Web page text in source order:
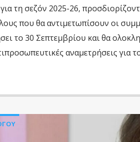
τη σεζόν 2025-26,
που θα αντιμετωπίσουν οι
το 30 Σεπτεμβρίου και θα
αναμετρήσεις για